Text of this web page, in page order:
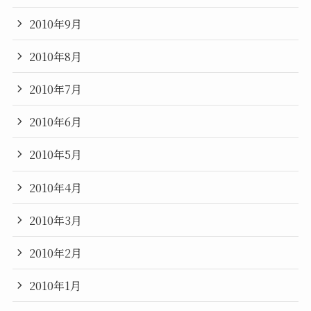
2010年9月
2010年8月
2010年7月
2010年6月
2010年5月
2010年4月
2010年3月
2010年2月
2010年1月